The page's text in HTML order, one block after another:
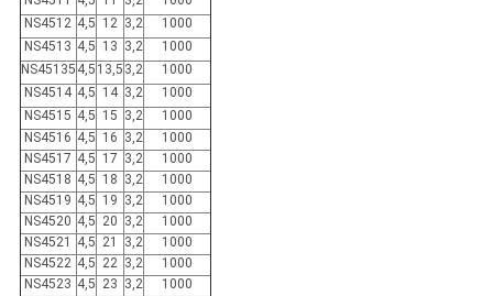
NS4512 4,5 12 3,2
1000
NS4513 4,5 13 3,2
1000
NS45135 4,5 13,5 3,2
1000
NS4514 4,5 14 3,2
1000
NS4515 4,5 15 3,2
1000
NS4516 4,5 16 3,2
1000
NS4517 4,5 17 3,2
1000
NS4518 4,5 18 3,2
1000
NS4519 4,5 19 3,2
1000
NS4520 4,5 20 3,2
1000
NS4521
4,5 21 3,2
1000
NS4522 4,5 22 3,2
1000
NS4523 4,5 23 3,2
1000